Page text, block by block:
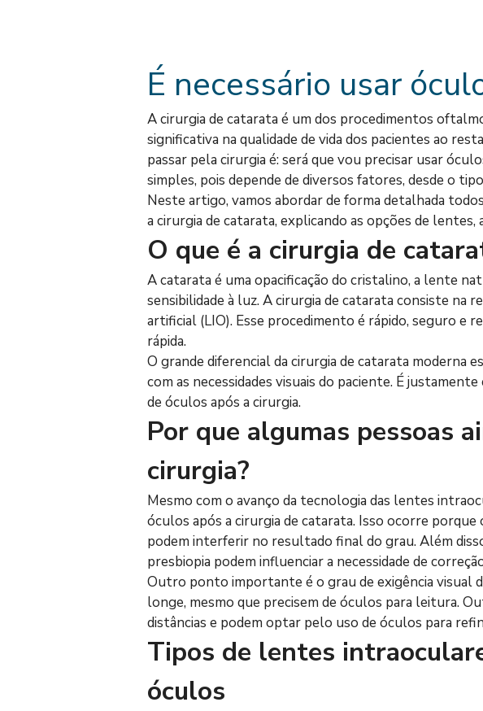
É necessário usar
A cirurgia de catarata é um dos procedimentos
significativa na qualidade de vida dos pacientes ao
passar pela cirurgia é: será que vou precisar usar
simples, pois depende de diversos fatores, desde o
Neste artigo, vamos abordar de forma detalhada
a cirurgia de catarata, explicando as opções de
O que é a cirurgia de
A catarata é uma opacificação do cristalino, a lente
sensibilidade à luz. A cirurgia de catarata consiste
artificial (LIO). Esse procedimento é rápido, seguro e
rápida.
O grande diferencial da cirurgia de catarata moderna
com as necessidades visuais do paciente. É
de óculos após a cirurgia.
Por que algumas pessoas
cirurgia?
Mesmo com o avanço da tecnologia das lentes
óculos após a cirurgia de catarata. Isso ocorre
podem interferir no resultado final do grau. Além
presbiopia podem influenciar a necessidade de
Outro ponto importante é o grau de exigência visual
longe, mesmo que precisem de óculos para leitura.
distâncias e podem optar pelo uso de óculos para
Tipos de lentes
óculos